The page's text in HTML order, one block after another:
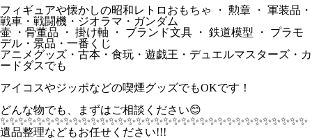
フィギュアや懐かしの昭和レトロおもちゃ ・ 勲章 ・ 軍装品・
戦車・戦闘機・ジオラマ・ガンダム
壷 ・骨董品 ・ 掛け軸 ・ ブランド文具 ・ 鉄道模型 ・ プラモ
デル・景品・一番くじ
アニメグッズ・古本・食玩・遊戯王・デュエルマスターズ・カ
ードダスでも
アイコスやジッポなどの喫煙グッズでもOKです！
どんな物でも、まずはご相談ください😊
✨️✨️✨️✨️✨️✨️✨️✨️✨️✨️✨️✨️✨️✨️✨️✨️✨️✨️✨️✨️✨️✨️✨️✨️✨️✨️✨️✨️✨️✨️✨️✨️✨️✨️
遺品整理などもお任せください!!!